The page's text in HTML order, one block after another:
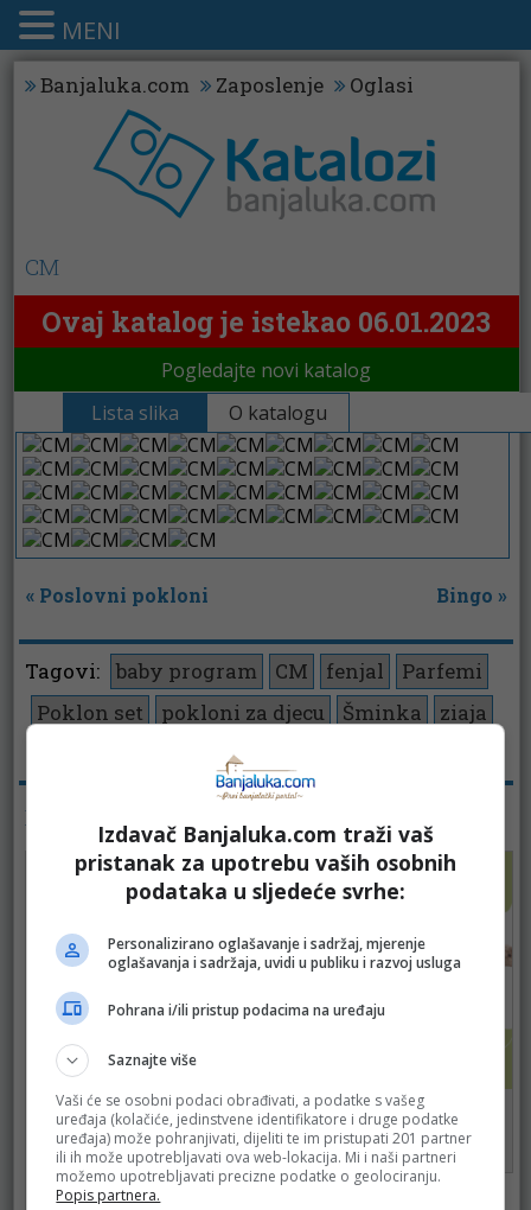
Banjaluka.com Zaposlenje Oglasi
CM
Ovaj katalog je istekao 06.01.2023
Pogledajte novi katalog
Lista slika
O katalogu
« Poslovni pokloni Bingo »
Tagovi: baby program CM fenjal
Parfemi
Poklon set
pokloni za djecu Šminka ziaja
KATALOZI - KOZMETIKA
Mercator
Mercator
do 31.08.2026.
42
MENI
Izdavač Banjaluka.com traži vaš
pristanak za upotrebu vaših osobnih
podataka u sljedeće svrhe:
Personalizirano oglašavanje i sadržaj, mjerenje
oglašavanja i sadržaja, uvidi u publiku i razvoj usluga
Pohrana i/ili pristup podacima na uređaju
Saznajte više
Vaši će se osobni podaci obrađivati, a podatke s vašeg
uređaja (kolačiće, jedinstvene identifikatore i druge podatke
uređaja) može pohranjivati, dijeliti te im pristupati 201 partner
ili ih može upotrebljavati ova web-lokacija. Mi i naši partneri
možemo upotrebljavati precizne podatke o geolociranju.
Popis partnera.